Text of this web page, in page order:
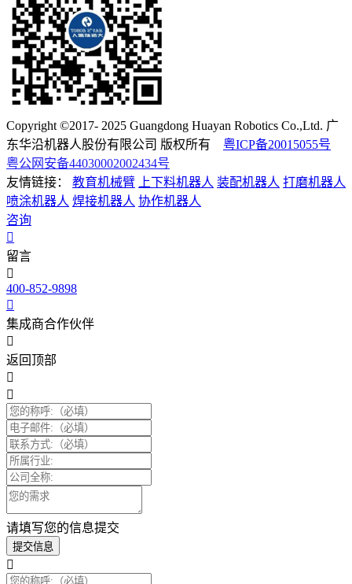
Copyright ©2017- 2025 Guangdong Huayan Robotics Co.,Ltd. 广
东华沿机器人股份有限公司 版权所有 粤ICP备20015055号
粤公网安备44030002002434号
友情链接：
教育机械臂 上下料机器人 装配机器人 打磨机器人
喷涂机器人 焊接机器人 协作机器人
咨询
留言
400-852-9898
集成商合作伙伴
返回顶部
请填写您的信息提交
提交信息